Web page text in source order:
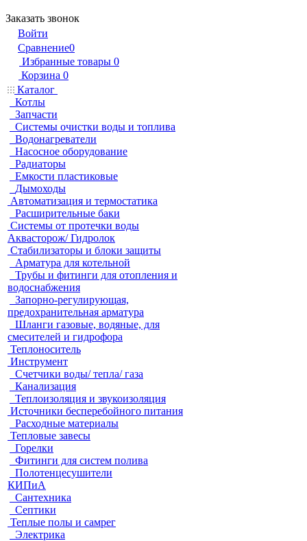
Заказать звонок
Войти
Сравнение0
Избранные товары 0
Корзина 0
Каталог
Котлы
Запчасти
Системы очистки воды и топлива
Водонагреватели
Насосное оборудование
Радиаторы
Емкости пластиковые
Дымоходы
Автоматизация и термостатика
Расширительные баки
Системы от протечки воды
Аквасторож/ Гидролок
Стабилизаторы и блоки защиты
Арматура для котельной
Трубы и фитинги для отопления и
водоснабжения
Запорно-регулирующая,
предохранительная арматура
Шланги газовые, водяные, для
смесителей и гидрофора
Теплоноситель
Инструмент
Счетчики воды/ тепла/ газа
Канализация
Теплоизоляция и звукоизоляция
Источники бесперебойного питания
Расходные материалы
Тепловые завесы
Горелки
Фитинги для систем полива
Полотенцесушители
КИПиА
Сантехника
Септики
Теплые полы и самрег
Электрика